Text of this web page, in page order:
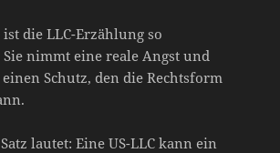
die LLC-Erzählung so
nimmt eine reale Angst und
Schutz, den die Rechtsform
lautet: Eine US-LLC kann ein